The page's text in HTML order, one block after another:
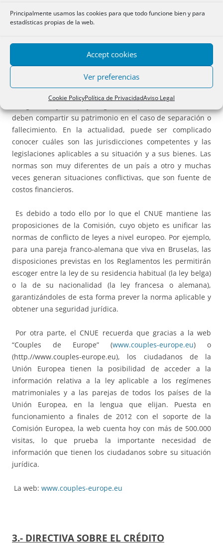
Principalmente usamos las cookies para que todo funcione bien y para
estadísticas propias de la web.
Accept cookies
Ver preferencias
Cookie PolicyPolítica de PrivacidadAviso Legal
Estados Miembros”
ciudadanos y sus familias en Europa. Ellos han constatado
la existencia de un número creciente de uniones
residir a lo largo de su vida en común en varios países.
Además, las parejas se enfrentan a menudo a una
deben compartir su patrimonio en el caso de separación o
fallecimiento. En la actualidad, puede ser complicado
conocer cuáles son las jurisdicciones competentes y las
legislaciones aplicables a su situación y a sus bienes. Las
normas son muy diferentes de un país a otro y muchas
veces generan situaciones conflictivas, que son fuente de
costos financieros.
Es debido a todo ello por lo que el CNUE mantiene las
proposiciones de la Comisión, cuyo objeto es unificar las
normas de conflicto de leyes a nivel europeo. Por ejemplo,
para una pareja franco-alemana que viva en Bruselas, las
disposiciones previstas en los Reglamentos les permitirán
escoger entre la ley de su residencia habitual (la ley belga)
o la de su nacionalidad (la ley francesa o alemana),
garantizándoles de esta forma prever la norma aplicable y
obtener una seguridad jurídica.
Por otra parte, el CNUE recuerda que gracias a la web
“Couples de Europe” (www.couples-europe.eu) o
(http.//www.couples-europe.eu), los ciudadanos de la
Unión Europea tienen la posibilidad de acceder a la
información relativa a la ley aplicable a los regímenes
matrimoniales y a las parejas de todos los países de la
Unión Europea, en la lengua que elijan. Puesta en
funcionamiento a finales de 2012 con el soporte de la
Comisión Europea, la web cuenta hoy con más de 500.000
visitas, lo que prueba la importante necesidad de
información que tienen los ciudadanos sobre su situación
jurídica.
La web: www.couples-europe.eu
3.- DIRECTIVA SOBRE EL CRÉDITO